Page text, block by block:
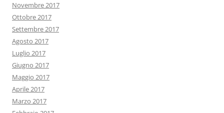
Novembre 2017
Ottobre 2017
Settembre 2017
Agosto 2017
Luglio 2017
Giugno 2017
Maggio 2017
Aprile 2017
Marzo 2017